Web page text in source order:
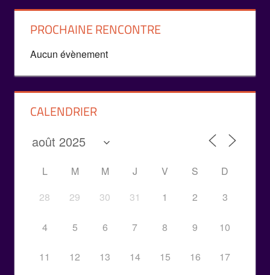
PROCHAINE RENCONTRE
Aucun évènement
CALENDRIER
L M M J V S
D
28
29 30 31 1 2 3
4 5 6 7 8 9 10
11 12 13 14 15 16 17